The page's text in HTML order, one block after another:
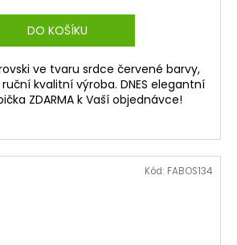
DO KOŠÍKU
ve tvaru srdce červené barvy,
kvalitní výroba. DNES elegantní
ZDARMA k Vaší objednávce!
Kód: FABOS134